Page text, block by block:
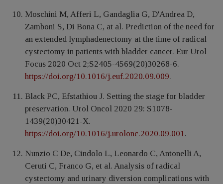
Moschini M, Afferi L, Gandaglia G, D'Andrea D,
Zamboni S, Di Bona C, at al. Prediction of the need for
an extended lymphadenectomy at the time of radical
cystectomy in patients with bladder cancer. Eur Urol
Focus 2020 Oct 2;S2405-4569(20)30268-6.
https://doi.org/10.1016/j.euf.2020.09.009.
Black PC, Efstathiou J. Setting the stage for bladder
preservation. Urol Oncol 2020 29: S1078-
1439(20)30421-X.
https://doi.org/10.1016/j.urolonc.2020.09.001.
Nunzio C De, Cindolo L, Leonardo C, Antonelli A,
Ceruti C, Franco G, et al. Analysis of radical
cystectomy and urinary diversion complications with